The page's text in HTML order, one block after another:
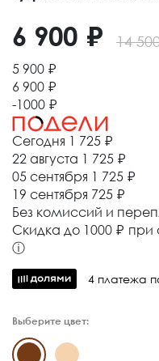
14
6 900 ₽
5 900 ₽
6 900 ₽
-1000 ₽
Сегодня 1 725 ₽
22 августа 1 725 ₽
05 сентября 1 725 ₽
19 сентября 725 ₽
Без комиссий и
Cкидка до 1000 ₽
ⓘ
4 платежа
Выберите цвет: